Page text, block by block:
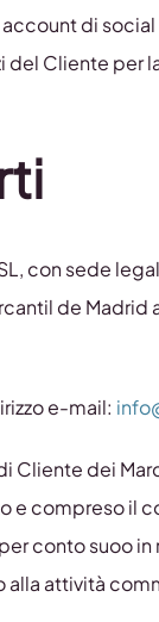
di
Cliente
con sede
de
e-mail:
Cliente dei
e compreso
conto suoo
attività